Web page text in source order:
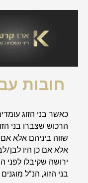
חובות
כאשר בני הזוג
הרכוש שצברו בני
שווה ביניהם אלא
אלא אם כן היו לבן/
ירושה שקיבלו לפני
בני הזוג, הנ”ל